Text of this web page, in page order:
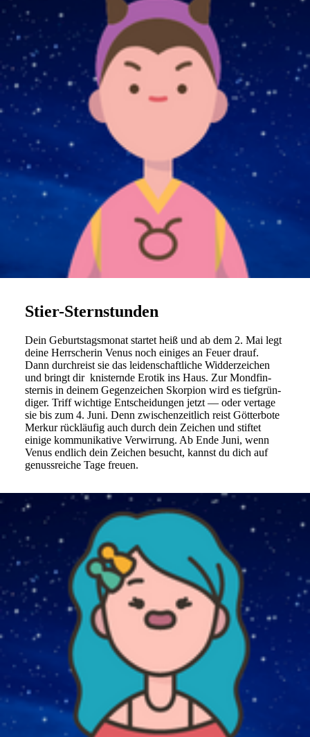
Stier-Sternstunden
Dein Geburts­tags­monat startet heiß und ab dem 2. Mai legt
deine Herr­scherin Venus noch einiges an Feuer drauf.
Dann durch­reist sie das lei­den­schaft­liche Wid­der­zei­chen
und bringt dir kni­sternde Erotik ins Haus. Zur Mond­fin­
sternis in deinem Gegen­zei­chen Skor­pion wird es tief­grün­
diger. Triff wich­tige Ent­schei­dungen jetzt — oder ver­tage
sie bis zum 4. Juni. Denn zwi­schen­zeit­lich reist Göt­ter­bote
Merkur rück­läufig auch durch dein Zei­chen und stiftet
einige kom­mu­ni­ka­tive Ver­wir­rung. Ab Ende Juni, wenn
Venus end­lich dein Zei­chen besucht, kannst du dich auf
genuss­reiche Tage freuen.